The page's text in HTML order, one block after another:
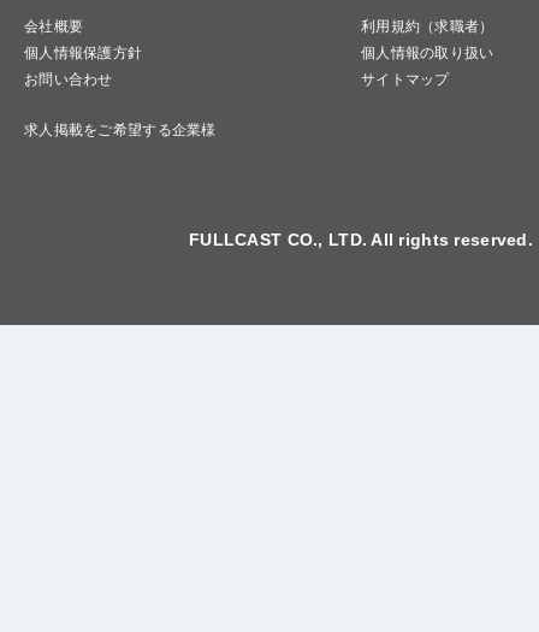
会社概要
利用規約（求職者）
個人情報保護方針
個人情報の取り扱い
お問い合わせ
サイトマップ
求人掲載をご希望する企業様
FULLCAST CO., LTD. All rights reserved.